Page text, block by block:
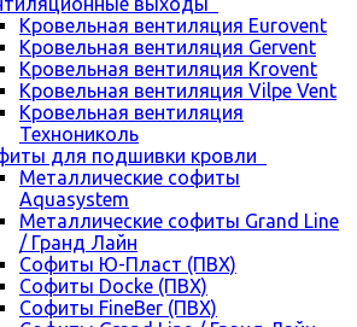
Кровельная вентиляция Eurovent
Кровельная вентиляция Gervent
Кровельная вентиляция Krovent
Кровельная вентиляция Vilpe Vent
Кровельная вентиляция
Технониколь
для подшивки кровли
Металлические софиты
Aquasystem
Металлические софиты Grand Line
/ Гранд Лайн
Софиты Ю-Пласт (ПВХ)
Софиты Docke (ПВХ)
Софиты FineBer (ПВХ)